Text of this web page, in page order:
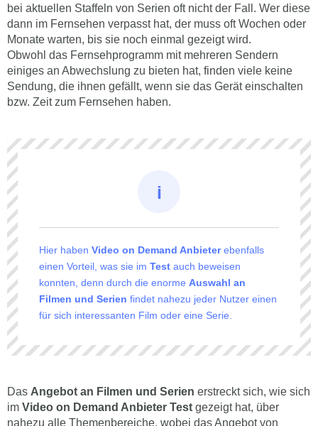
bei aktuellen Staffeln von Serien oft nicht der Fall. Wer diese
dann im Fernsehen verpasst hat, der muss oft Wochen oder
Monate warten, bis sie noch einmal gezeigt wird.
Obwohl das Fernsehprogramm mit mehreren Sendern
einiges an Abwechslung zu bieten hat, finden viele keine
Sendung, die ihnen gefällt, wenn sie das Gerät einschalten
bzw. Zeit zum Fernsehen haben.
Hier haben Video on Demand Anbieterebenfalls
einen Vorteil, was sie im Test auch beweisen
konnten, denn durch die enorme Auswahl an
Filmen und Serien findet nahezu jeder Nutzer einen
für sich interessanten Film oder eine Serie.
Das Angebot an Filmen und Serien erstreckt sich, wie sich
im Video on Demand Anbieter Test gezeigt hat, über
nahezu alle Themenbereiche, wobei das Angebot von